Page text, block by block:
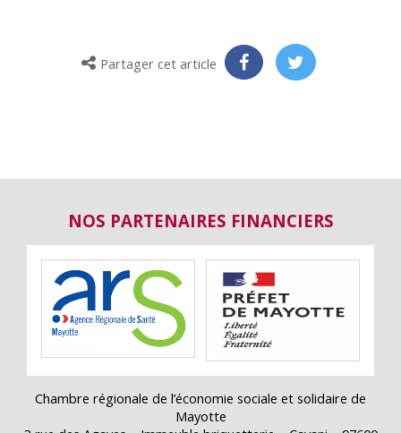
Partager cet article
NOS PARTENAIRES FINANCIERS
Chambre régionale de l’économie sociale et solidaire de
Mayotte